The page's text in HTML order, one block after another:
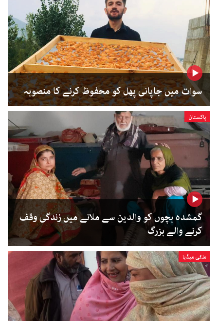
سوات میں جاپانی پھل کو محفوظ کرنے کا منصوبہ
پاکستان
گمشدہ بچوں کو والدین سے ملانے میں زندگی وقف
کرنے والے بزرگ
ملٹی میڈیا